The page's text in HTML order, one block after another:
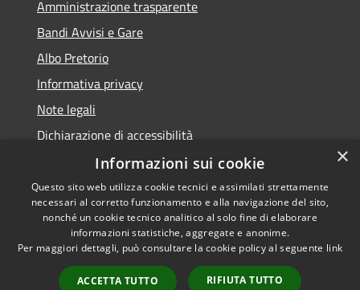
Amministrazione trasparente
Bandi Avvisi e Gare
Albo Pretorio
Informativa privacy
Note legali
Dichiarazione di accessibilità
Accessibilità
Privacy
Copyright © 2026 • Comune di
Forlì • Powered by
Municipium•Accesso
redazione
×
Informazioni sui cookie
Questo sito web utilizza cookie tecnici e assimilati strettamente
necessari al corretto funzionamento e alla navigazione del sito,
nonché un cookie tecnico analitico al solo fine di elaborare
informazioni statistiche, aggregate e anonime.
Per maggiori dettagli, può consultare la cookie policy al seguente link
ACCETTA TUTTO RIFIUTA TUTTO